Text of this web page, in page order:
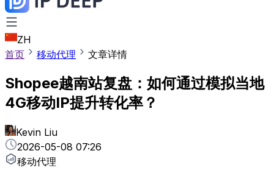
ZH
首页
移动代理 文章详情
Shopee越南站复盘：如何通过模拟当地
4G移动IP提升转化率？
Kevin Liu
2026-05-08 07:26
移动代理